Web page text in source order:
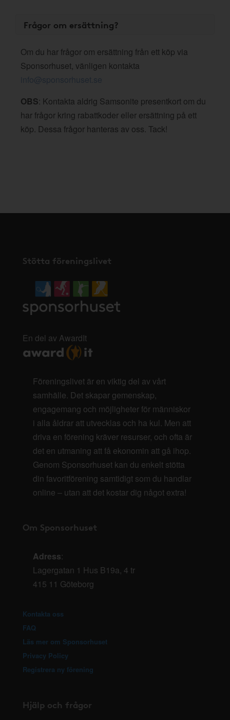
Frågor om ersättning?
Om du har frågor om ersättning från ett köp via
Sponsorhuset, vänligen kontakta
info@sponsorhuset.se
OBS: Kontakta aldrig Samsonite presentkort om du
har frågor kring rabattkoder eller ersättning på ett
köp. Dessa frågor hanteras av oss. Tack!
Stötta föreningslivet
En del av AwardIt
Föreningslivet är en viktig del av vårt
samhälle. Det skapar gemenskap,
engagemang och möjligheter för människor
i alla åldrar att utvecklas och ha kul. Men att
driva en förening kräver resurser, och ofta är
det en utmaning att få ekonomin att gå ihop.
Genom Sponsorhuset kan du enkelt stötta
din favoritförening samtidigt som du handlar
online – utan att det kostar dig något extra!
Om Sponsorhuset
Adress:
Lagergatan 1 Hus B19a, 4 tr
415 11 Göteborg
Kontakta oss
FAQ
Läs mer om Sponsorhuset
Privacy Policy
Registrera ny förening
Hjälp och frågor